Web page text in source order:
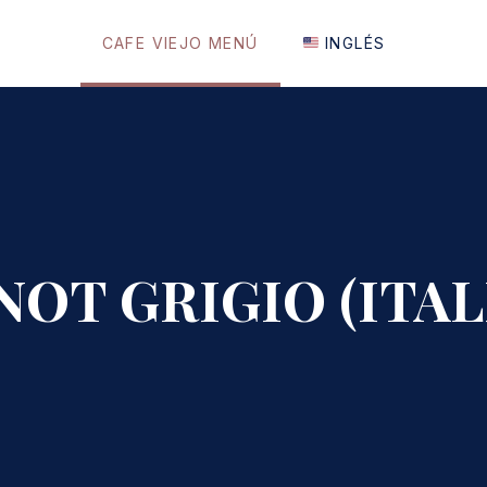
CAFE VIEJO MENÚ INGLÉS
GRIGIO